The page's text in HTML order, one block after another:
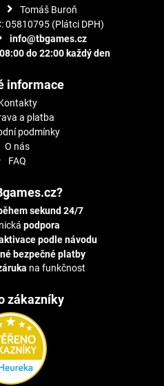
Tomáš Buroň
05810795 (Plátci DPH)
info@tbgames.cz
do 22:00 každý den
informace
a platba
podmínky
O nás
FAQ
sekund 24/7
podpora
podle návodu
bezpečné platby
na funkčnost
zákazníky